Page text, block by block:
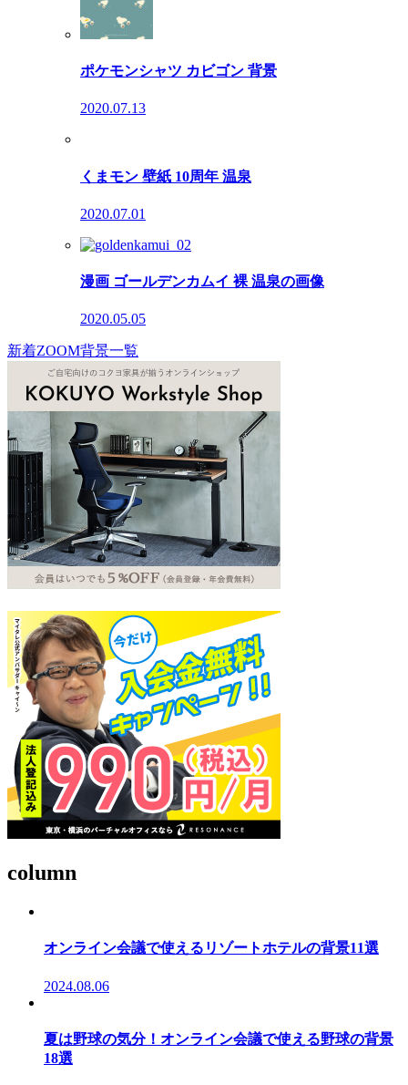
ポケモンシャツ カビゴン 背景
2020.07.13
くまモン 壁紙 10周年 温泉
2020.07.01
漫画 ゴールデンカムイ 裸 温泉の画像
2020.05.05
新着ZOOM背景一覧
column
オンライン会議で使えるリゾートホテルの背景11選
2024.08.06
夏は野球の気分！オンライン会議で使える野球の背景
18選